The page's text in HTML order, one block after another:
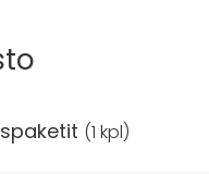
saunaosasto sisäuima-
ovat aina
(1 kpl)